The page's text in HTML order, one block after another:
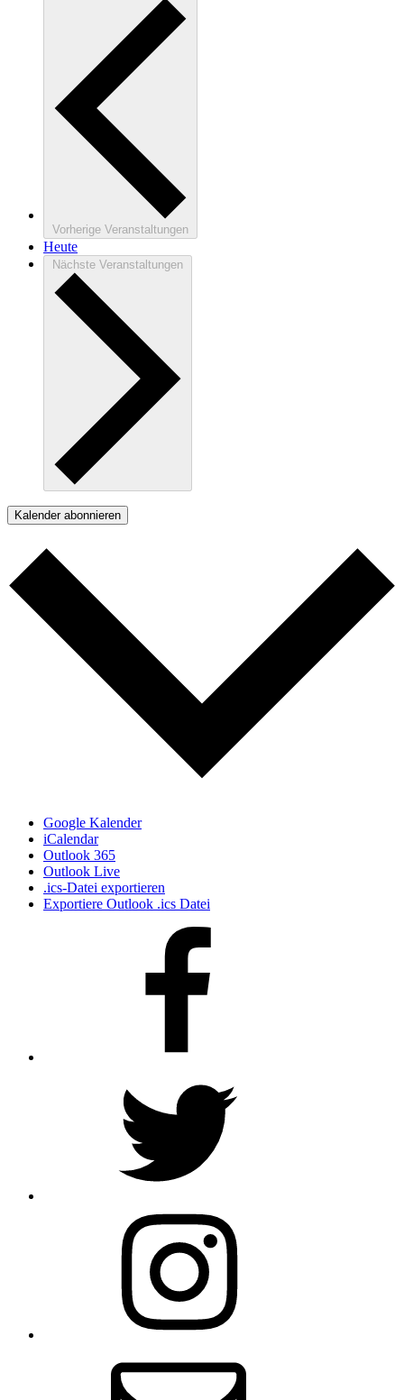
Vorherige Veranstaltungen
Heute
Nächste Veranstaltungen
Kalender abonnieren
Google Kalender
iCalendar
Outlook 365
Outlook Live
.ics-Datei exportieren
Exportiere Outlook .ics Datei